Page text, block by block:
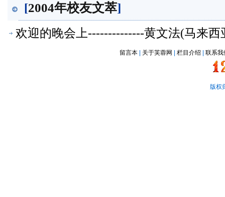
[2004年校友文萃]
欢迎的晚会上--------------黄文法(马来
留言本| 关于芙蓉网 栏目介绍 联系我
版权